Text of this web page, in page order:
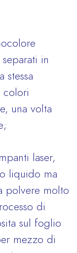
in
stessa
colori
una volta
laser,
liquido ma
polvere molto
di
sul foglio
mezzo di